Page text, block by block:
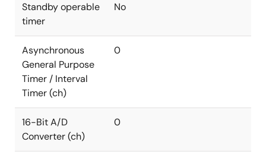
Standby operable
timer
No
Asynchronous
General Purpose
Timer / Interval
Timer (ch)
0
16-Bit A/D
Converter (ch)
0